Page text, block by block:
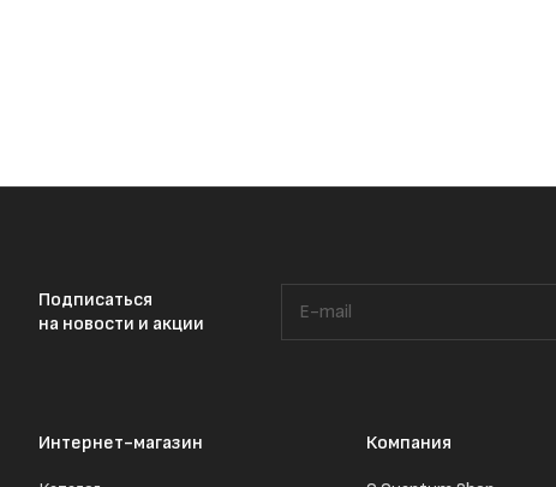
Подписаться
на новости и акции
Интернет-магазин Компания